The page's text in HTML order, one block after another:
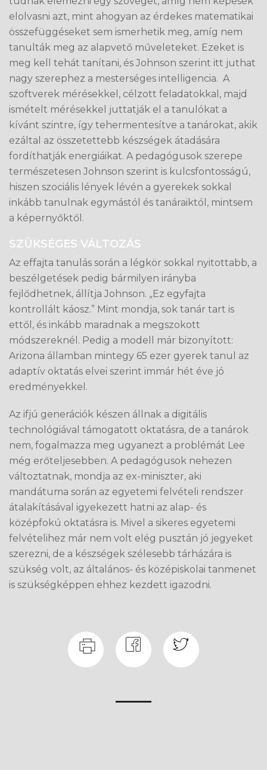
elolvasni azt, mint ahogyan az érdekes matematikai
összefüggéseket sem ismerhetik meg, amíg nem
tanulták meg az alapvető műveleteket. Ezeket is
meg kell tehát tanítani, és Johnson szerint itt juthat
nagy szerephez a mesterséges intelligencia. A
szoftverek mérésekkel, célzott feladatokkal, majd
ismételt mérésekkel juttatják el a tanulókat a
kívánt szintre, így tehermentesítve a tanárokat, akik
ezáltal az összetettebb készségek átadására
fordíthatják energiáikat. A pedagógusok szerepe
természetesen Johnson szerint is kulcsfontosságú,
hiszen szociális lények lévén a gyerekek sokkal
inkább tanulnak egymástól és tanáraiktól, mintsem
a képernyőktől.
SZÜKSÉGES VÁLTOZÁS
Az effajta tanulás során a légkör sokkal nyitottabb, a
beszélgetések pedig bármilyen irányba
fejlődhetnek, állítja Johnson. „Ez egyfajta
kontrollált káosz.” Mint mondja, sok tanár tart is
ettől, és inkább maradnak a megszokott
módszereknél. Pedig a modell már bizonyított:
Arizona államban mintegy 65 ezer gyerek tanul az
adaptív oktatás elvei szerint immár hét éve jó
eredményekkel.
Az ifjú generációk készen állnak a digitális
technológiával támogatott oktatásra, de a tanárok
nem, fogalmazza meg ugyanezt a problémát Lee
még erőteljesebben. A pedagógusok nehezen
változtatnak, mondja az ex-miniszter, aki
mandátuma során az egyetemi felvételi rendszer
átalakításával igyekezett hatni az alap- és
középfokú oktatásra is. Mivel a sikeres egyetemi
felvételihez már nem volt elég pusztán jó jegyeket
szerezni, de a készségek szélesebb tárházára is
szükség volt, az általános- és középiskolai tanmenet
is szükségképpen ehhez kezdett igazodni.